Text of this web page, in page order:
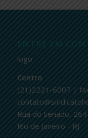
ENTRE EM
logo
Centro
(21)2221-6007 |
Rua do Senado,
Rio de Janeiro - RJ